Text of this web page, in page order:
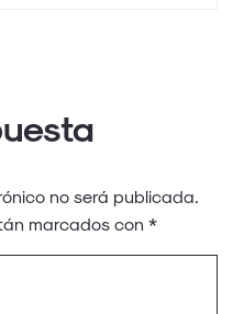
no será publicada.
marcados con *